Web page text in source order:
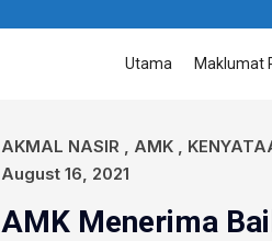
Utama Maklumat
AKMAL NASIR AMK
August 16, 2021
AMK Menerima